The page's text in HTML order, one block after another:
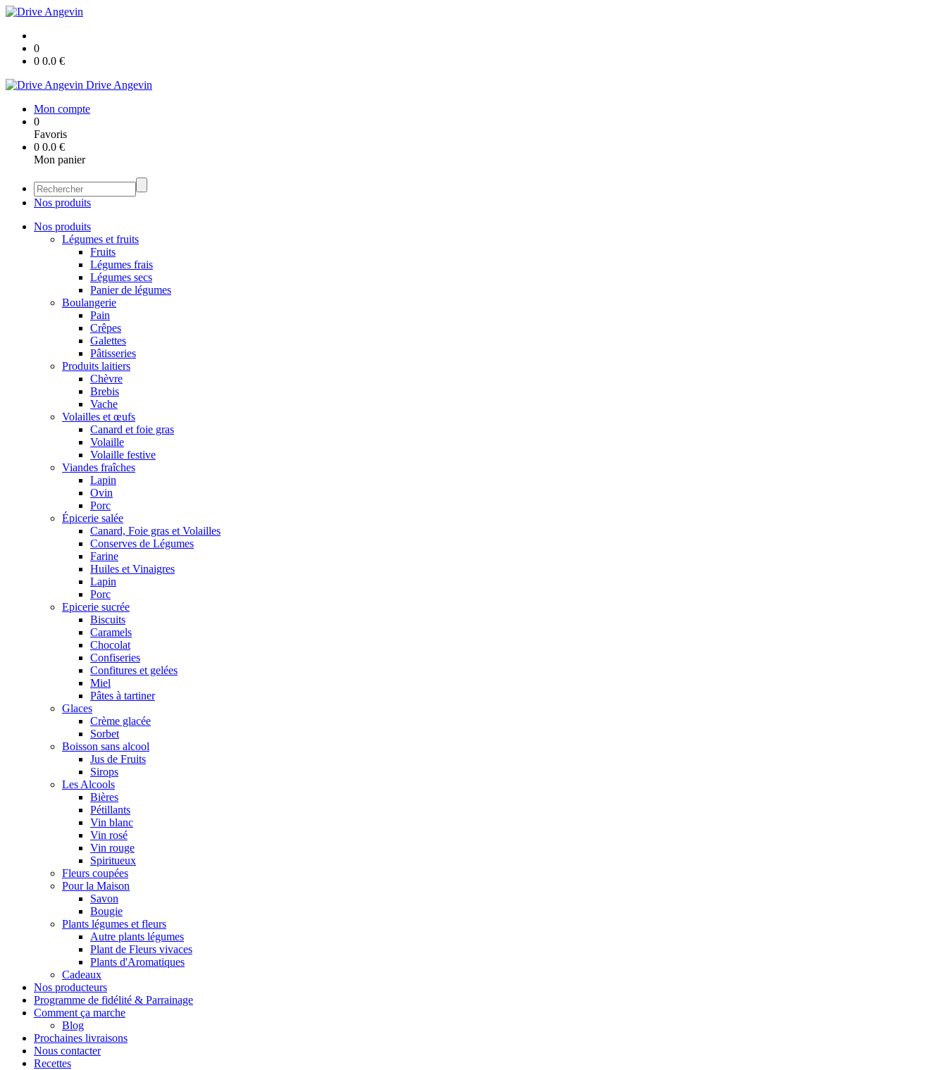
0
0 0.0 €
Drive Angevin
Mon compte
0
Favoris
0 0.0 €
Mon panier
Nos produits
Nos produits
Légumes et fruits
Fruits
Légumes frais
Légumes secs
Panier de légumes
Boulangerie
Pain
Crêpes
Galettes
Pâtisseries
Produits laitiers
Chèvre
Brebis
Vache
Volailles et œufs
Canard et foie gras
Volaille
Volaille festive
Viandes fraîches
Lapin
Ovin
Porc
Épicerie salée
Canard, Foie gras et Volailles
Conserves de Légumes
Farine
Huiles et Vinaigres
Lapin
Porc
Epicerie sucrée
Biscuits
Caramels
Chocolat
Confiseries
Confitures et gelées
Miel
Pâtes à tartiner
Glaces
Crème glacée
Sorbet
Boisson sans alcool
Jus de Fruits
Sirops
Les Alcools
Bières
Pétillants
Vin blanc
Vin rosé
Vin rouge
Spiritueux
Fleurs coupées
Pour la Maison
Savon
Bougie
Plants légumes et fleurs
Autre plants légumes
Plant de Fleurs vivaces
Plants d'Aromatiques
Cadeaux
Nos producteurs
Programme de fidélité & Parrainage
Comment ça marche
Blog
Prochaines livraisons
Nous contacter
Recettes